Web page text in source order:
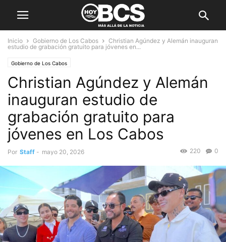
Inicio Gobierno de Los Cabos
Christian Agúndez y Alemán inauguran
estudio de grabación gratuito para jóvenes en...
Gobierno de Los Cabos
Christian Agúndez y Alemán
inauguran estudio de
grabación gratuito para
jóvenes en Los Cabos
Por Staff - mayo 20, 2026 0
220